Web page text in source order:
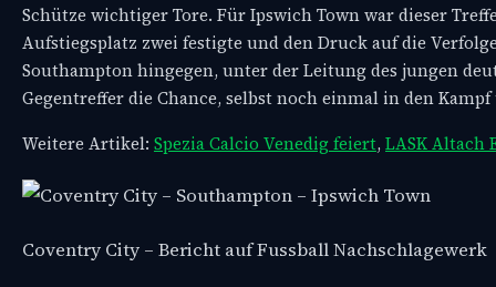
Schütze wichtiger Tore. Für Ipswich Town war dieser
Aufstiegsplatz zwei festigte und den Druck auf die
Southampton hingegen, unter der Leitung des jungen
Gegentreffer die Chance, selbst noch einmal in den
Weitere Artikel: Spezia Calcio Venedig feiert, LASK Altach
Coventry City – Bericht auf Fussball Nachschlagewerk